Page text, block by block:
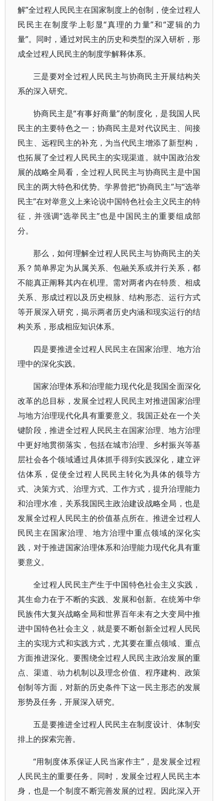
解”全过程人民民主在国家制度上的创制，使全过程人
民民主在制度学上彰显“真理的力量”和“逻辑的力
量”。同时，通过对民主的历史和类型的深入研析，形
成全过程人民民主的制度学解释体系。
三是要对全过程人民民主与协商民主开展结构关
系的深入研究。
协商民主是“有事好商量”的制度化，是我国人民
民主的主要特色之一；协商民主是对代议民主、间接
民主、远程民主的补充，为当代民主增添了新型构，
也拓展了全过程人民民主的实现渠道。就中国政治发
展的战略全局看，全过程人民民主与协商民主是中国
民主的两大特色和优势。学界曾把“协商民主”与“选举
民主”在对举意义上来论说中国特色社会主义民主的特
征，并强调“选举民主”也是中国民主的重要组成部
分。
那么，如何理解全过程人民民主与协商民主的关
系？简单界定为从属关系、包融关系或并行关系，都
不能真正阐释其内在机理。需对两者内在特质、相成
关系、形成过程以及历史根脉、结构形态、运行方式
等开展深入研究，揭示两者历史内涵和现实运行的结
构关系，形成相应知识体系。
四是要推进全过程人民民主在国家治理、地方治
理中的深化实践。
国家治理体系和治理能力现代化是我国全面深化
改革的总目标，发展全过程人民民主对推进国家治理
与地方治理现代化具有重要意义。我国正处在一个关
键阶段，推进全过程人民民主在国家治理、地方治理
中更好地贯彻落实，包括在城市治理、乡村振兴等基
层社会各个领域通过具体抓手得到实践深化，建立评
估体系，促使全过程人民民主转化为具体的领导方
式、决策方式、治理方式、工作方式，提升治理能力
和治理水准，关系我国民主政治建设战略全局，也是
发展全过程人民民主的价值基点所在。推进全过程人
民民主在国家治理、地方治理中重点领域的深化实
践，对于推进国家治理体系和治理能力现代化具有重
要意义。
全过程人民民主产生于中国特色社会主义实践，
其生命力在于不断的实践、发展和创新。在统筹中华
民族伟大复兴战略全局和世界百年未有之大变局中推
进中国特色社会主义，就是要不断创新全过程人民民
主的实现方式和实践方式，尤其要在重点领域、重点
方面推进深化。要围绕全过程人民民主政治发展的重
点、渠道、动力机制以及理念价值、程序建构、政策
创制等方面，对新的历史条件下这一民主形态的发展
形势及任务，开展深入研究。
五是要推进全过程人民民主在制度设计、体制安
排上的探索完善。
“用制度体系保证人民当家作主”，是发展全过程
人民民主的重要任务。同时，发展全过程人民民主本
身，也是一个制度不断完善发展的过程。因此深入开